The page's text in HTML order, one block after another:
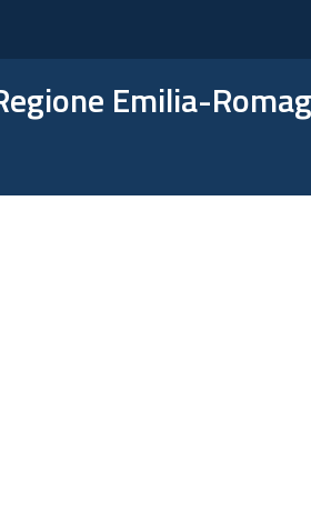
Emilia-